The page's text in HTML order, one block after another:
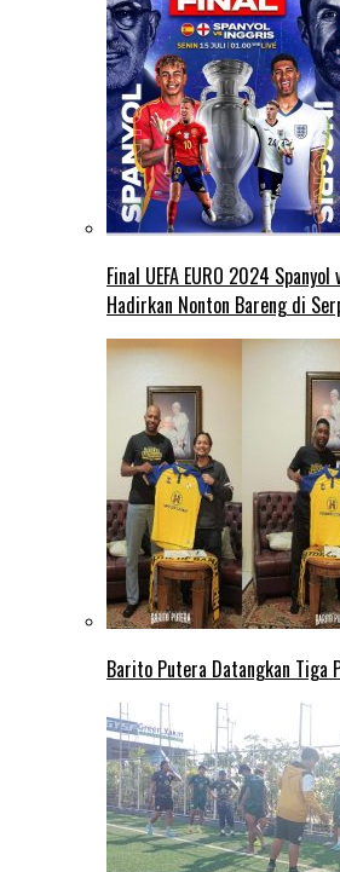
Final UEFA EURO 2024
Hadirkan Nonton Bareng di
Barito Putera Datangkan Tiga